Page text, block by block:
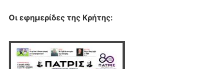
Οι εφημερίδες της Κρήτης: